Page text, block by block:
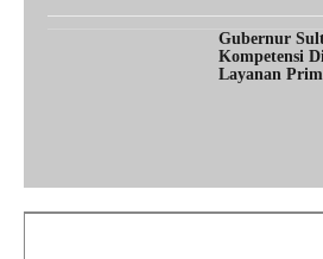
Gubernur
Kompetensi
Layanan